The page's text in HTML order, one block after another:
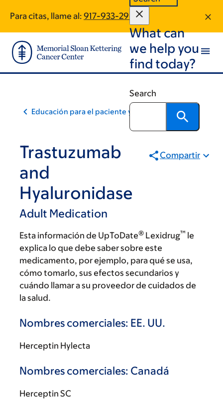
main
content
footer
Para citas, llame al: 917-933-2967
What can
we help you
find today?
Search
Educación para el paciente y la comunidad
Trastuzumab
and
Hyaluronidase
Adult Medication
Compartir
Esta información de UpToDate® Lexidrug™ le
explica lo que debe saber sobre este
medicamento, por ejemplo, para qué se usa,
cómo tomarlo, sus efectos secundarios y
cuándo llamar a su proveedor de cuidados de
la salud.
Nombres comerciales: EE. UU.
Herceptin Hylecta
Nombres comerciales: Canadá
Herceptin SC